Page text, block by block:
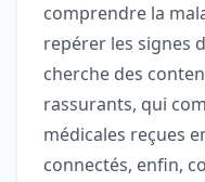
comprendre la
repérer les signes
cherche des
rassurants, qui
médicales reçues
connectés, enfin,